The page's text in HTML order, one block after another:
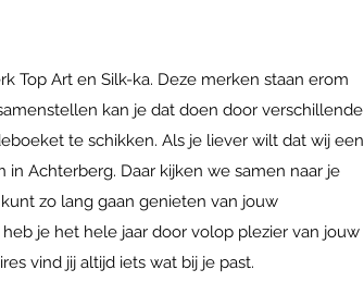
Top Art en Silk-ka. Deze merken staan erom
kan je dat doen door verschillende
te schikken. Als je liever wilt dat wij een
Achterberg. Daar kijken we samen naar je
zo lang gaan genieten van jouw
je het hele jaar door volop plezier van jouw
vind jij altijd iets wat bij je past.